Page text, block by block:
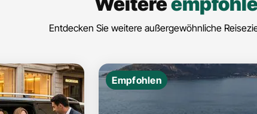
Entdecken Sie weitere außergewöhnliche
Empfohlen